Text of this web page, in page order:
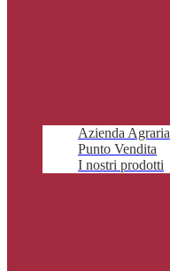
Azienda Agraria
Punto Vendita
I nostri prodotti